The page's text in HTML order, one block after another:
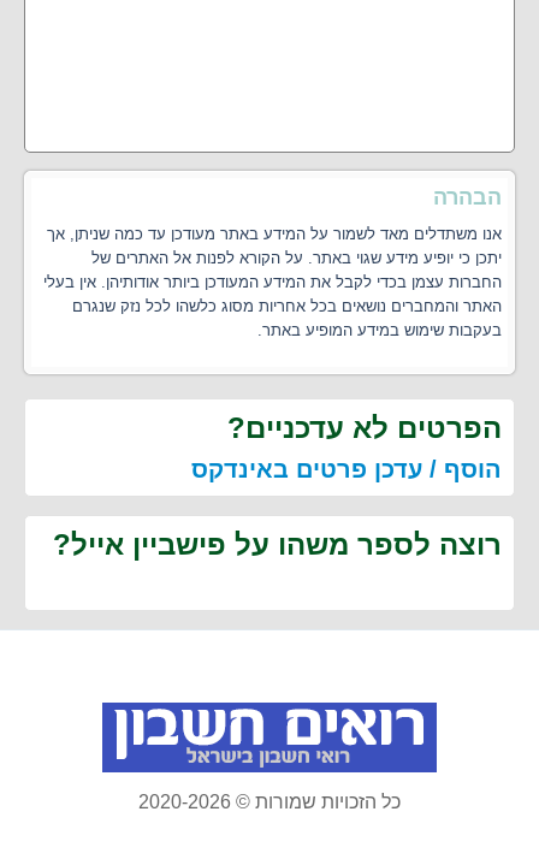
הבהרה
אנו משתדלים מאד לשמור על המידע באתר מעודכן עד כמה שניתן, אך
יתכן כי יופיע מידע שגוי באתר. על הקורא לפנות אל האתרים של
החברות עצמן בכדי לקבל את המידע המעודכן ביותר אודותיהן. אין בעלי
האתר והמחברים נושאים בכל אחריות מסוג כלשהו לכל נזק שנגרם
בעקבות שימוש במידע המופיע באתר.
הפרטים לא עדכניים?
הוסף / עדכן פרטים באינדקס
רוצה לספר משהו על פישביין אייל?
כל הזכויות שמורות © 2020-2026